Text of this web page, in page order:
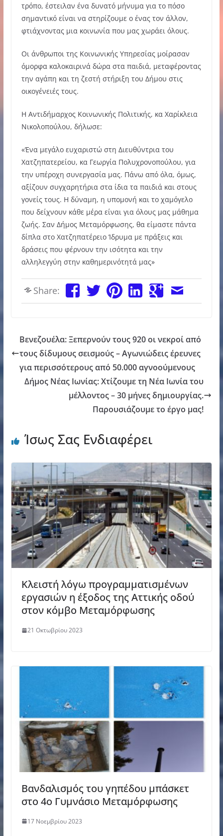
τρόπο, έστειλαν ένα δυνατό μήνυμα για το πόσο
σημαντικό είναι να στηρίζουμε ο ένας τον άλλον,
φτιάχνοντας μια κοινωνία που μας χωράει όλους.
Οι άνθρωποι της Κοινωνικής Υπηρεσίας μοίρασαν
όμορφα καλοκαιρινά δώρα στα παιδιά, μεταφέροντας
την αγάπη και τη ζεστή στήριξη του Δήμου στις
οικογένειές τους.
Η Αντιδήμαρχος Κοινωνικής Πολιτικής, κα Χαρίκλεια
Νικολοπούλου, δήλωσε:
«Ένα μεγάλο ευχαριστώ στη Διευθύντρια του
Χατζηπατερείου, κα Γεωργία Πολυχρονοπούλου, για
την υπέροχη συνεργασία μας. Πάνω από όλα, όμως,
αξίζουν συγχαρητήρια στα ίδια τα παιδιά και στους
γονείς τους. Η δύναμη, η υπομονή και το χαμόγελο
που δείχνουν κάθε μέρα είναι για όλους μας μάθημα
ζωής. Σαν Δήμος Μεταμόρφωσης, θα είμαστε πάντα
δίπλα στο Χατζηπατέρειο Ίδρυμα με πράξεις και
δράσεις που φέρνουν την ισότητα και την
αλληλεγγύη στην καθημερινότητά μας»
Share:
Βενεζουέλα: Ξεπερνούν τους 920 οι νεκροί από
τους δίδυμους σεισμούς – Αγωνιώδεις έρευνες
για περισσότερους από 50.000 αγνοούμενους
Δήμος Νέας Ιωνίας: Χτίζουμε τη Νέα Ιωνία του
μέλλοντος – 30 μήνες δημιουργίας.
Παρουσιάζουμε το έργο μας!
Ίσως Σας Ενδιαφέρει
Κλειστή λόγω προγραμματισμένων
εργασιών η έξοδος της Αττικής οδού
στον κόμβο Μεταμόρφωσης
21 Οκτωβρίου 2023
Βανδαλισμός του γηπέδου μπάσκετ
στο 4ο Γυμνάσιο Μεταμόρφωσης
17 Νοεμβρίου 2023